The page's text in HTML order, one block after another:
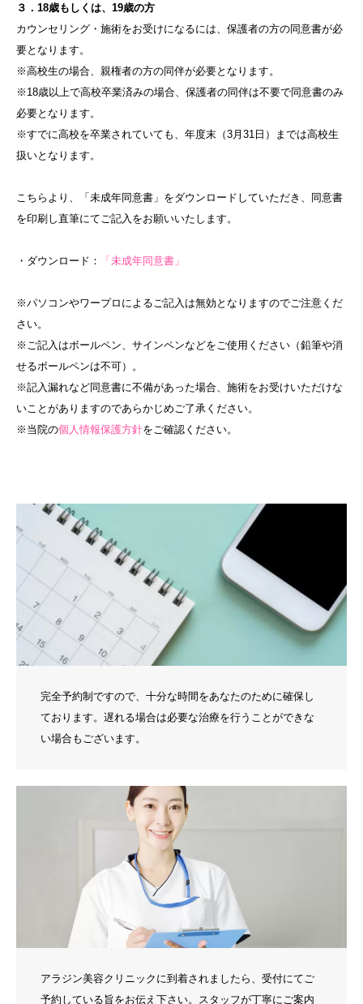
３．18歳もしくは、19歳の方
カウンセリング・施術をお受けになるには、保護者の方の同意書が必
要となります。
※高校生の場合、親権者の方の同伴が必要となります。
※18歳以上で高校卒業済みの場合、保護者の同伴は不要で同意書のみ
必要となります。
※すでに高校を卒業されていても、年度末（3月31日）までは高校生
扱いとなります。
こちらより、「未成年同意書」をダウンロードしていただき、同意書
を印刷し直筆にてご記入をお願いいたします。
・ダウンロード： 「未成年同意書」
※パソコンやワープロによるご記入は無効となりますのでご注意くだ
さい。
※ご記入はボールペン、サインペンなどをご使用ください（鉛筆や消
せるボールペンは不可）。
※記入漏れなど同意書に不備があった場合、施術をお受けいただけな
いことがありますのであらかじめご了承ください。
※当院の個人情報保護方針をご確認ください。
完全予約制ですので、十分な時間をあなたのために確保し
ております。遅れる場合は必要な治療を行うことができな
い場合もございます。
アラジン美容クリニックに到着されましたら、受付にてご
予約している旨をお伝え下さい。スタッフが丁寧にご案内